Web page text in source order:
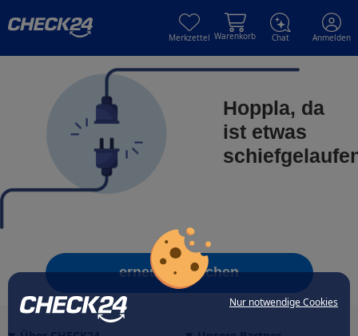
Nur notwendige Cookies
Merkzettel Warenkorb Chat Anmelden
Hoppla, da
ist etwas
erneut versuchen